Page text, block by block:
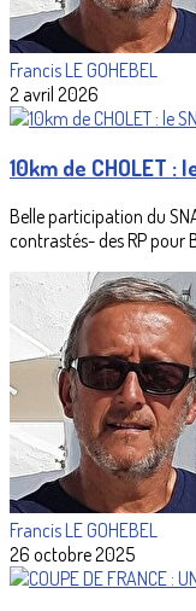
Francis LE GOHEBEL
2 avril 2026
10km de CHOLET :
Belle participation du
contrastés- des RP pour
Francis LE GOHEBEL
26 octobre 2025